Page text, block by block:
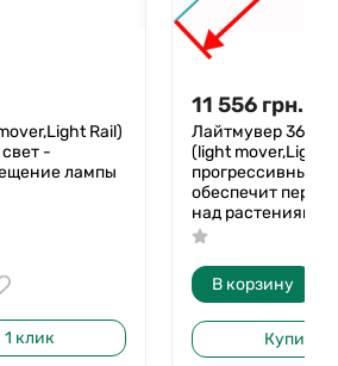
Rail)
-
лампы
1 клик
11 556 грн.
Лайтмувер 360°
(light mover,Light
прогрессивный
обеспечит
над растениями
В корзину
Купить в